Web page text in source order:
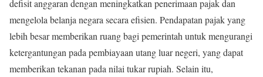
defisit anggaran dengan meningkatkan penerimaan pajak dan
mengelola belanja negara secara efisien. Pendapatan pajak yang
lebih besar memberikan ruang bagi pemerintah untuk mengurangi
ketergantungan pada pembiayaan utang luar negeri, yang dapat
memberikan tekanan pada nilai tukar rupiah. Selain itu,